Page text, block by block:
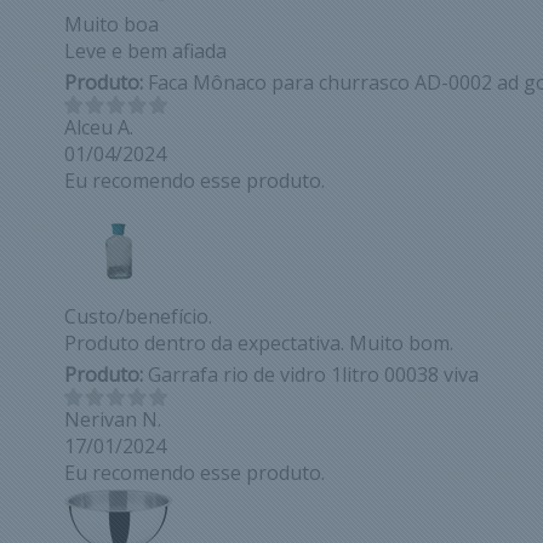
Muito boa
Leve e bem afiada
Produto: Faca Mônaco para churrasco AD-0002 ad
Alceu A.
01/04/2024
Eu recomendo esse produto.
Custo/benefício.
Produto dentro da expectativa. Muito bom.
Produto: Garrafa rio de vidro 1litro 00038 viva
Nerivan N.
17/01/2024
Eu recomendo esse produto.